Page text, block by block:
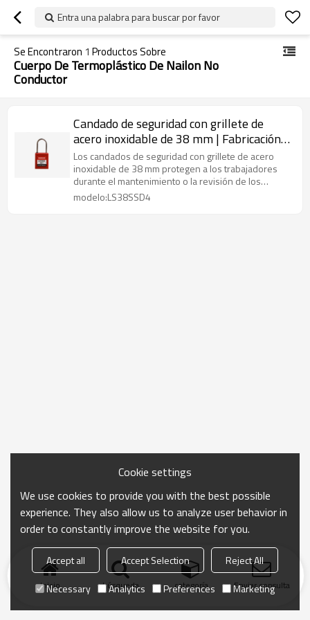
Entra una palabra para buscar por favor
Se Encontraron 1 Productos Sobre
Cuerpo De Termoplástico De Nailon No
Conductor
Candado de seguridad con grillete de
acero inoxidable de 38 mm | Fabricación
OEM de sistemas de bloqueo y etiquetado
en China | Lita Lock Manufacturing
Los candados de seguridad con grillete de acero
inoxidable de 38 mm protegen a los trabajadores
durante el mantenimiento o la revisión de los
equipos y cumplen con la normativa de OSHA.
modelo:LS38SSD4
Inicio búsqueda categoría Enviar consulta
Cookie settings
We use cookies to provide you with the best possible
experience. They also allow us to analyze user behavior in
order to constantly improve the website for you.
Accept all Accept Selection
Reject All
Necessary
Analytics Preferences Marketing